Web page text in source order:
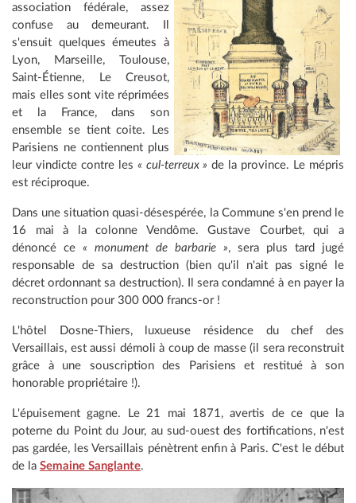
association fédérale, assez
confuse au demeurant. Il
s'ensuit quelques émeutes à
Lyon, Marseille, Toulouse,
Saint-Étienne, Le Creusot,
mais elles sont vite réprimées
et la France, dans son
ensemble se tient coite. Les
Parisiens ne contiennent plus
leur vindicte contre les « cul-terreux » de la province. Le mépris
est réciproque.
Dans une situation quasi-désespérée, la Commune s'en prend le
16 mai à la colonne Vendôme. Gustave Courbet, qui a
dénoncé ce « monument de barbarie », sera plus tard jugé
responsable de sa destruction (bien qu'il n'ait pas signé le
décret ordonnant sa destruction). Il sera condamné à en payer la
reconstruction pour 300 000 francs-or !
L'hôtel Dosne-Thiers, luxueuse résidence du chef des
Versaillais, est aussi démoli à coup de masse (il sera reconstruit
grâce à une souscription des Parisiens et restitué à son
honorable propriétaire !).
L'épuisement gagne. Le 21 mai 1871, avertis de ce que la
poterne du Point du Jour, au sud-ouest des fortifications, n'est
pas gardée, les Versaillais pénètrent enfin à Paris. C'est le début
de la Semaine Sanglante.